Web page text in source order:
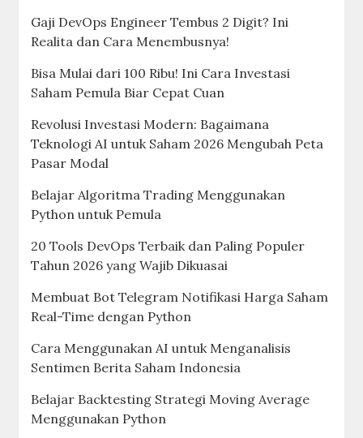
Gaji DevOps Engineer Tembus 2 Digit? Ini
Realita dan Cara Menembusnya!
Bisa Mulai dari 100 Ribu! Ini Cara Investasi
Saham Pemula Biar Cepat Cuan
Revolusi Investasi Modern: Bagaimana
Teknologi AI untuk Saham 2026 Mengubah Peta
Pasar Modal
Belajar Algoritma Trading Menggunakan
Python untuk Pemula
20 Tools DevOps Terbaik dan Paling Populer
Tahun 2026 yang Wajib Dikuasai
Membuat Bot Telegram Notifikasi Harga Saham
Real-Time dengan Python
Cara Menggunakan AI untuk Menganalisis
Sentimen Berita Saham Indonesia
Belajar Backtesting Strategi Moving Average
Menggunakan Python